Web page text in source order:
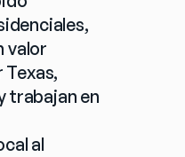
valor
trabajan en
al